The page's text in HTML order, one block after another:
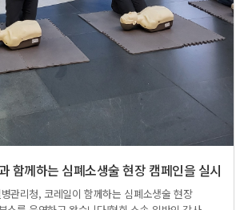
함께하는 심폐소생술 현장 캠페인을 실시
관리청, 코레일이 함께하는 심폐소생술 현장